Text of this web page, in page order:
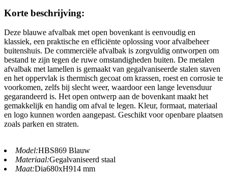
Korte beschrijving:
Deze blauwe afvalbak met open bovenkant is eenvoudig en
klassiek, een praktische en efficiënte oplossing voor afvalbeheer
buitenshuis. De commerciële afvalbak is zorgvuldig ontworpen om
bestand te zijn tegen de ruwe omstandigheden buiten. De metalen
afvalbak met lamellen is gemaakt van gegalvaniseerde stalen staven
en het oppervlak is thermisch gecoat om krassen, roest en corrosie te
voorkomen, zelfs bij slecht weer, waardoor een lange levensduur
gegarandeerd is. Het open ontwerp aan de bovenkant maakt het
gemakkelijk en handig om afval te legen. Kleur, formaat, materiaal
en logo kunnen worden aangepast. Geschikt voor openbare plaatsen
zoals parken en straten.
Model:HBS869 Blauw
Materiaal:Gegalvaniseerd staal
Maat:Dia680xH914 mm